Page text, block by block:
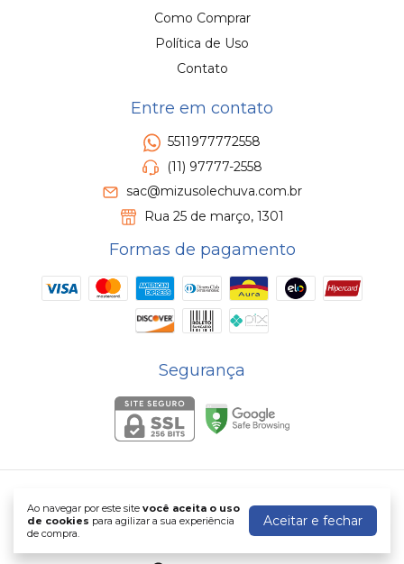
Ao navegar por este site você aceita o uso
de cookies para agilizar a sua experiência
de compra.
Aceitar e fechar
Como Comprar
Política de Uso
Contato
Entre em contato
5511977772558
(11) 97777-2558
sac@mizusolechuva.com.br
Rua 25 de março, 1301
Formas de pagamento
Segurança
Mizu Sol e Chuva
©2026. Mizu Sol e Chuva - 40526620000264. Todos os direitos